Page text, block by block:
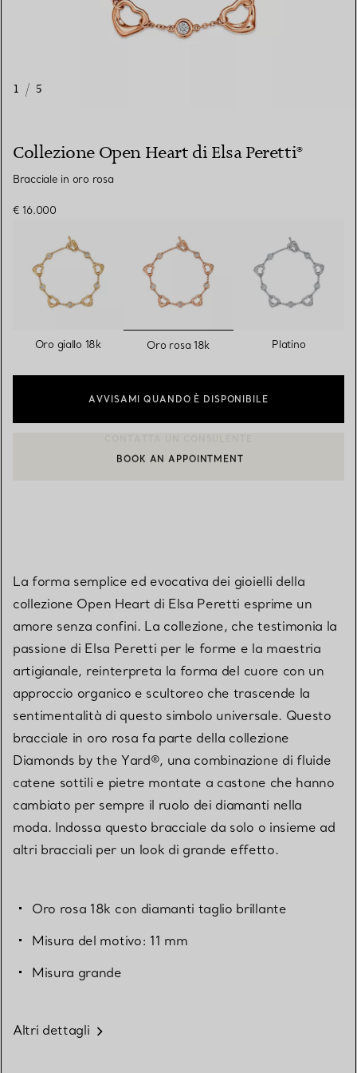
1 / 5
Collezione Open Heart di Elsa Peretti®
Bracciale in oro rosa
€ 16.000
Oro giallo 18k selezionato/i
Oro rosa 18k Platino
AVVISAMI QUANDO È DISPONIBILE
CONTATTA UN CONSULENTE CLIENTI O PRENOTA UN
BOOK AN APPOINTMENT
La forma semplice ed evocativa dei gioielli della
collezione Open Heart di Elsa Peretti esprime un
amore senza confini. La collezione, che testimonia la
passione di Elsa Peretti per le forme e la maestria
artigianale, reinterpreta la forma del cuore con un
approccio organico e scultoreo che trascende la
sentimentalità di questo simbolo universale. Questo
bracciale in oro rosa fa parte della collezione
Diamonds by the Yard®, una combinazione di fluide
catene sottili e pietre montate a castone che hanno
cambiato per sempre il ruolo dei diamanti nella
moda. Indossa questo bracciale da solo o insieme ad
altri bracciali per un look di grande effetto.
Oro rosa 18k con diamanti taglio brillante
Misura del motivo: 11 mm
Misura grande
Altri dettagli